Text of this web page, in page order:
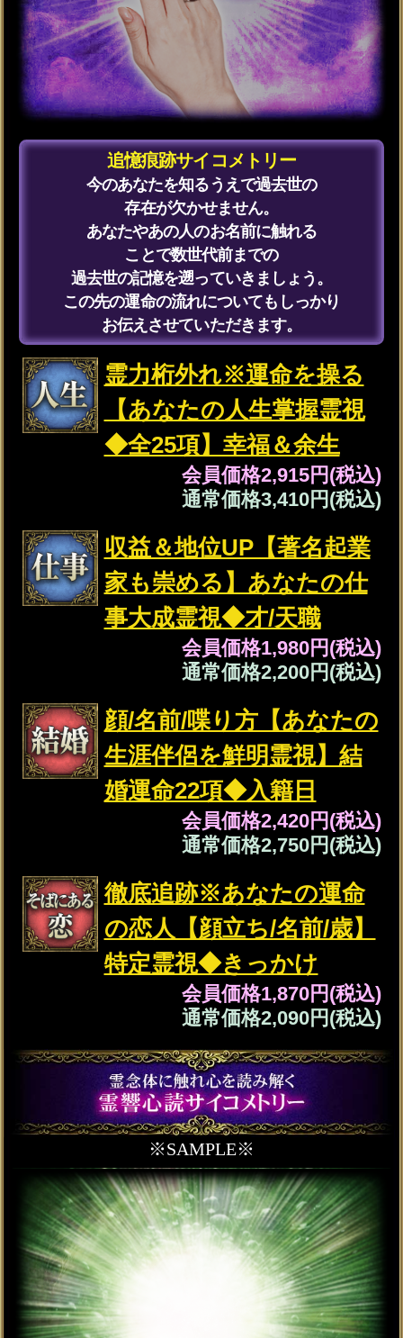
霊響心読サイコメトリー
本当に心の中で感じていること
誰にも言えない思いなど
あなたの本心が知りたいです。
感情や思念を集めるこの
霊念体に触れてください。
隠れた欲求や無意識に抱える不安も
逃さず感じ取りお伝えします。
容赦ナシ※あの人の本音
をブチまけ【恋心の暴露
霊視20項】想い/葛藤
会員価格2,530円(税込)
濃厚SEX霊視◆肌重ね愛
を深めたい【あの人の生
声を暴露】愛欲/性嗜好
会員価格2,255円(税込)
職場/歳の差/略奪◆辛い思
いから卒業【訳アリ恋脱
却霊視】2人の脈/絆
会員価格1,595円(税込)
1,760円(税込)
※SAMPLE※
霊触霊覗サイコメトリー
更に霊力を高めこの先どのような
運命が待ち受けているのか
あなたやあの人の霊体を通して
未来を覗かせていただきます。
未来の重要の出来事など
詳しくお伝えさせてください。
【人生】近々、訪れるあなたの人生
が好転する最初の転機
【仕事】仕事で飛躍のチャンスを得
るターニングポイント
【結婚】結婚して運命の伴侶と築い
ていける家庭
【宿縁】近々訪れる、2人の関係性が
変わる最初の転機
【恋愛】関係が深まる中で、2人に芽
生える新たな感情
【不倫】3年後、あなたとあの人の関